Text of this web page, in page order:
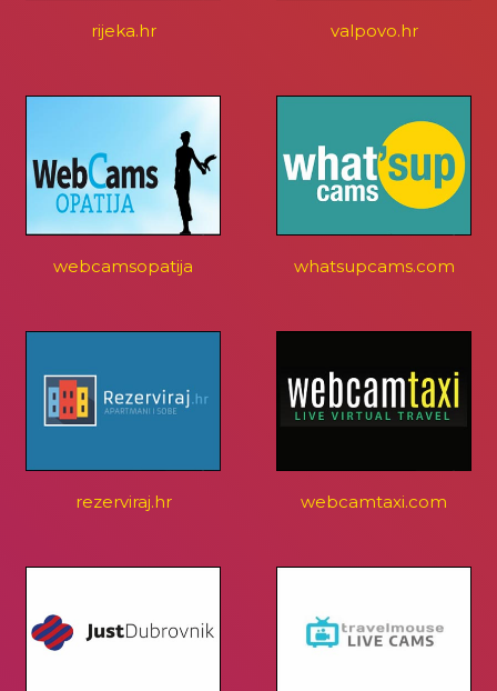
rijeka.hr valpovo.hr
webcamsopatija whatsupcams.com
rezerviraj.hr webcamtaxi.com